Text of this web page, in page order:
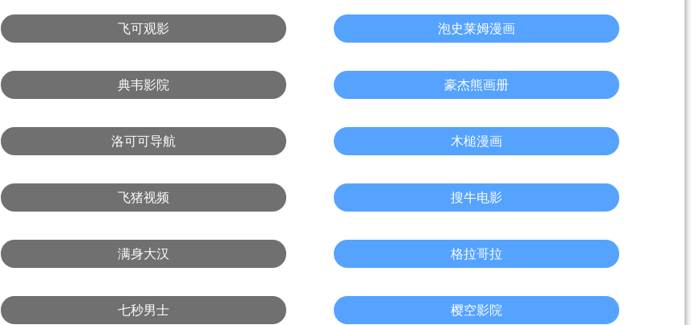
飞可观影 泡史莱姆漫画
典韦影院 豪杰熊画册
洛可可导航 木槌漫画
飞猪视频 搜牛电影
满身大汉 格拉哥拉
七秒男士 樱空影院